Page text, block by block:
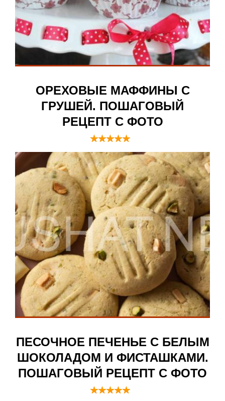
ОРЕХОВЫЕ МАФФИНЫ С
ГРУШЕЙ. ПОШАГОВЫЙ
РЕЦЕПТ С ФОТО
ПЕСОЧНОЕ ПЕЧЕНЬЕ С БЕЛЫМ
ШОКОЛАДОМ И ФИСТАШКАМИ.
ПОШАГОВЫЙ РЕЦЕПТ С ФОТО